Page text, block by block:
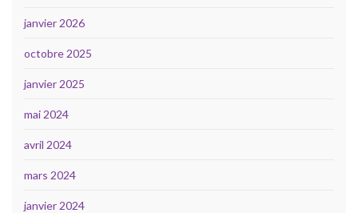
janvier 2026
octobre 2025
janvier 2025
mai 2024
avril 2024
mars 2024
janvier 2024